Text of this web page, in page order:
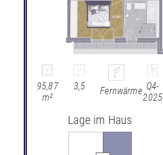
95,87
m²
3,5 Fernwärme Q4-
2025
Lage im Haus